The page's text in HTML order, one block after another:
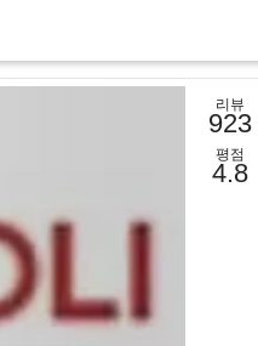
리뷰
923
평점
4.8